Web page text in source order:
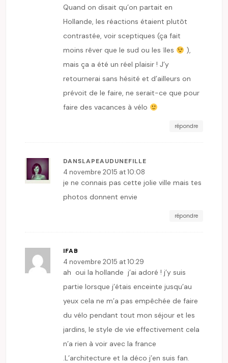
Quand on disait qu’on partait en
Hollande, les réactions étaient plutôt
contrastée, voir sceptiques (ça fait
moins rêver que le sud ou les îles
),
mais ça a été un réel plaisir ! J’y
retournerai sans hésité et d’ailleurs on
prévoit de le faire, ne serait-ce que pour
faire des vacances à vélo
répondre
DANSLAPEAUDUNEFILLE
4 novembre 2015 at 10:08
je ne connais pas cette jolie ville mais tes
photos donnent envie
répondre
IFAB
4 novembre 2015 at 10:29
ah oui la hollande j’ai adoré ! j’y suis
partie lorsque j’étais enceinte jusqu’au
yeux cela ne m’a pas empêchée de faire
du vélo pendant tout mon séjour et les
jardins, le style de vie effectivement cela
n’a rien à voir avec la france
.L’architecture et la déco j’en suis fan.